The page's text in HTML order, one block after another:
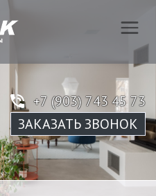
+7 (903) 743 45 73
ЗАКАЗАТЬ ЗВОНОК